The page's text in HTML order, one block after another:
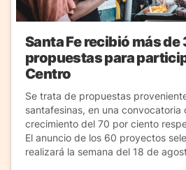
Santa Fe recibió más de
propuestas para
Centro
Se trata de propuestas
santafesinas, en una convocatoria
crecimiento del 70 por ciento
El anuncio de los 60 proyectos
realizará la semana del 18 de